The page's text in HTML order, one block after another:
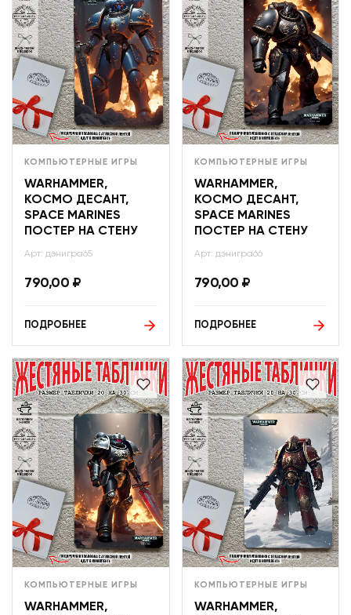
КОМПЬЮТЕРНЫЕ ИГРЫ
WARHAMMER,
КОСМО ДЕСАНТ,
SPACE MARINES
ПОСТЕР НА СТЕНУ
Арт: дэнигра65
790,00 ₽
ПОДРОБНЕЕ
КОМПЬЮТЕРНЫЕ ИГРЫ
WARHAMMER,
КОСМО ДЕСАНТ,
SPACE MARINES
ПОСТЕР НА СТЕНУ
Арт: дэнигра66
790,00 ₽
ПОДРОБНЕЕ
КОМПЬЮТЕРНЫЕ ИГРЫ
WARHAMMER,
КОМПЬЮТЕРНЫЕ ИГРЫ
WARHAMMER,